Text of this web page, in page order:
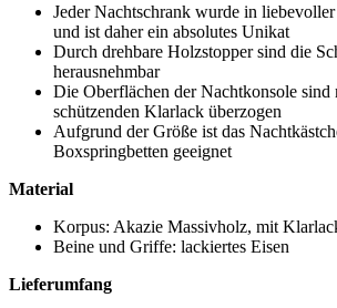
Jeder Nachtschrank wurde in
und ist daher ein absolutes Unikat
Durch drehbare Holzstopper sind die
herausnehmbar
Die Oberflächen der Nachtkonsole sind
schützenden Klarlack überzogen
Aufgrund der Größe ist das
Boxspringbetten geeignet
Material
Korpus: Akazie Massivholz, mit
Beine und Griffe: lackiertes Eisen
Lieferumfang